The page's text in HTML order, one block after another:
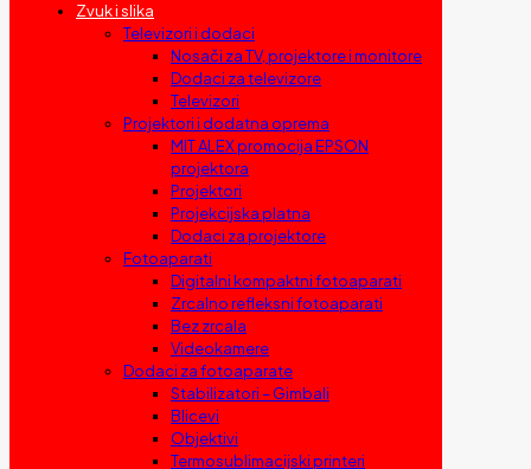
Zvuk i slika
Televizori i dodaci
Nosači za TV, projektore i monitore
Dodaci za televizore
Televizori
Projektori i dodatna oprema
MIT ALEX promocija EPSON
projektora
Projektori
Projekcijska platna
Dodaci za projektore
Fotoaparati
Digitalni kompaktni fotoaparati
Zrcalno refleksni fotoaparati
Bez zrcala
Videokamere
Dodaci za fotoaparate
Stabilizatori – Gimbali
Blicevi
Objektivi
Termosublimacijski printeri